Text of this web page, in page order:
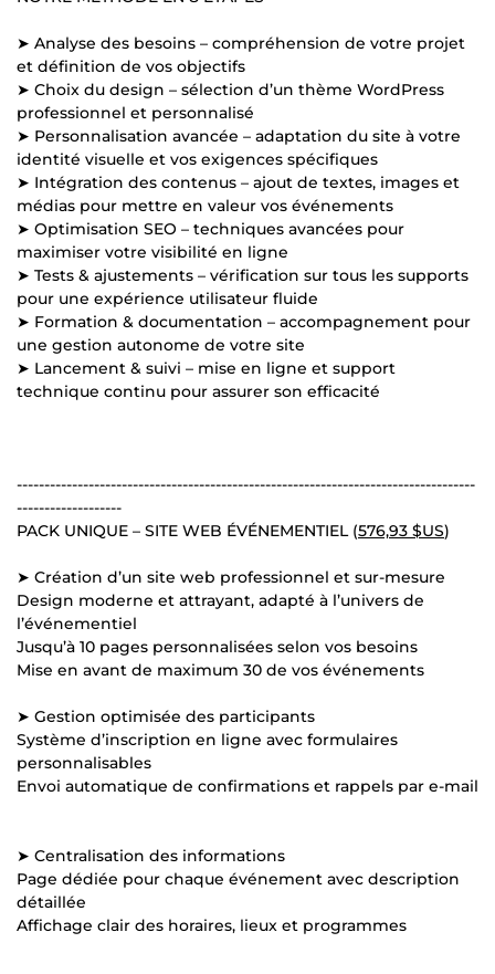
➤ Analyse des besoins – compréhension de votre projet
et définition de vos objectifs
➤ Choix du design – sélection d’un thème WordPress
professionnel et personnalisé
➤ Personnalisation avancée – adaptation du site à votre
identité visuelle et vos exigences spécifiques
➤ Intégration des contenus – ajout de textes, images et
médias pour mettre en valeur vos événements
➤ Optimisation SEO – techniques avancées pour
maximiser votre visibilité en ligne
➤ Tests & ajustements – vérification sur tous les supports
pour une expérience utilisateur fluide
➤ Formation & documentation – accompagnement pour
une gestion autonome de votre site
➤ Lancement & suivi – mise en ligne et support
technique continu pour assurer son efficacité
-----------------------------------------------------------------------------------
-------------------
PACK UNIQUE – SITE WEB ÉVÉNEMENTIEL (576,93 $US)
➤ Création d’un site web professionnel et sur-mesure
Design moderne et attrayant, adapté à l’univers de
l’événementiel
Jusqu’à 10 pages personnalisées selon vos besoins
Mise en avant de maximum 30 de vos événements
➤ Gestion optimisée des participants
Système d’inscription en ligne avec formulaires
personnalisables
Envoi automatique de confirmations et rappels par e-mail
➤ Centralisation des informations
Page dédiée pour chaque événement avec description
détaillée
Affichage clair des horaires, lieux et programmes